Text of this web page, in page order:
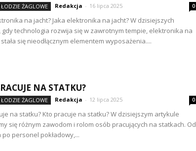
ŁODZIE ŻAGLOWE Redakcja - 16 lipca 2025 0
na jacht? Jaka elektronika na jacht? W dzisiejszych
gdy technologia rozwija się w zawrotnym tempie, elektronika na
się nieodłącznym elementem wyposażenia....
NA STATKU?
ŁODZIE ŻAGLOWE Redakcja - 12 lipca 2025 0
na statku? Kto pracuje na statku? W dzisiejszym artykule
się różnym zawodom i rolom osób pracujących na statkach. Od
personel pokładowy,...